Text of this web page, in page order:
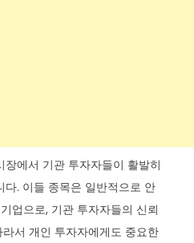
에서 기관 투자자들이 활발히
. 이들 종목은 일반적으로 안
업으로, 기관 투자자들의 신뢰
서 개인 투자자에게도 중요한